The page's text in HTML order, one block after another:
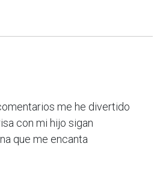
me he divertido
con mi hijo sigan
que me encanta